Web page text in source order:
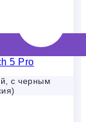
с черным